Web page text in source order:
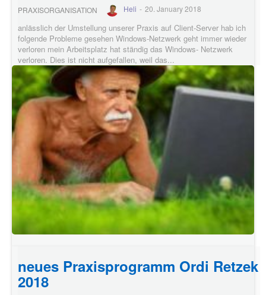
PRAXISORGANISATION Heli - 20. January 2018
anlässlich der Umstellung unserer Praxis auf Client-Server hab ich
folgende Probleme gesehen Windows-Netzwerk geht immer wieder
verloren mein Arbeitsplatz hat ständig das Windows- Netzwerk
verloren. Dies ist nicht aufgefallen, weil das...
neues Praxisprogramm Ordi Retzek
2018